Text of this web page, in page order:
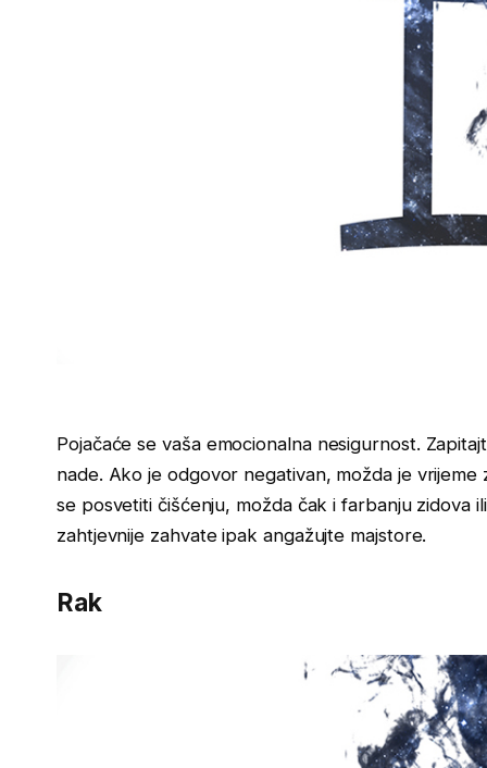
Pojačaće se vaša emocionalna nesigurnost.
nade. Ako je odgovor negativan, možda je
se posvetiti čišćenju, možda čak i farbanju zidova
zahtjevnije zahvate ipak angažujte majstore.
Rak